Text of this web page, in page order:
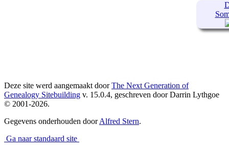
Deze site werd aangemaakt doorThe Next Generation of
Genealogy Sitebuilding v. 15.0.4, geschreven door Darrin Lythgoe
© 2001-2026.
Gegevens onderhouden doorAlfred Stern.
Ga naar standaard site